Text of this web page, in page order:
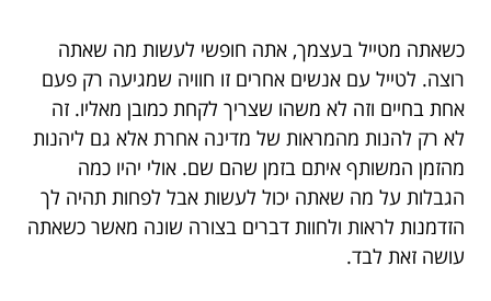
כשאתה מטייל בעצמך, אתה חופשי לעשות מה שאתה
רוצה. לטייל עם אנשים אחרים זו חוויה שמגיעה רק פעם
אחת בחיים וזה לא משהו שצריך לקחת כמובן מאליו. זה
לא רק להנות מהמראות של מדינה אחרת אלא גם ליהנות
מהזמן המשותף איתם בזמן שהם שם. אולי יהיו כמה
הגבלות על מה שאתה יכול לעשות אבל לפחות תהיה לך
הזדמנות לראות ולחוות דברים בצורה שונה מאשר כשאתה
עושה זאת לבד.